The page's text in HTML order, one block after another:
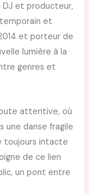
DJ et producteur,
et
et porteur de
lumière à la
genres et
attentive, où
une danse fragile
toujours intacte
de ce lien
un pont entre